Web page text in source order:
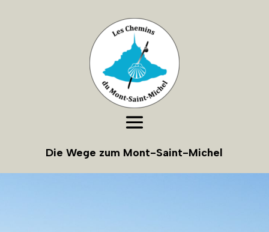
Die Wege zum Mont-Saint-Michel